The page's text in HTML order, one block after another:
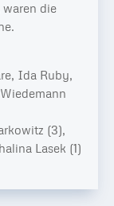
die
Ida Ruby,
(3),
Lasek (1)